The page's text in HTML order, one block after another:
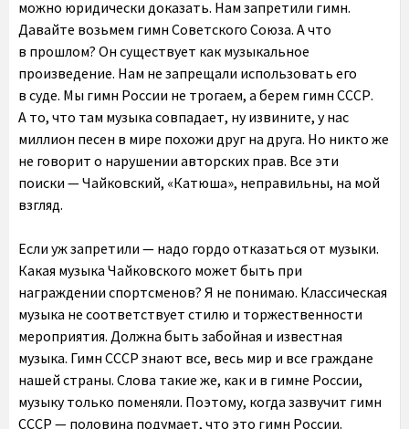
можно юридически доказать. Нам запретили гимн.
Давайте возьмем гимн Советского Союза. А что
в прошлом? Он существует как музыкальное
произведение. Нам не запрещали использовать его
в суде. Мы гимн России не трогаем, а берем гимн СССР.
А то, что там музыка совпадает, ну извините, у нас
миллион песен в мире похожи друг на друга. Но никто же
не говорит о нарушении авторских прав. Все эти
поиски — Чайковский, «Катюша», неправильны, на мой
взгляд.
Если уж запретили — надо гордо отказаться от музыки.
Какая музыка Чайковского может быть при
награждении спортсменов? Я не понимаю. Классическая
музыка не соответствует стилю и торжественности
мероприятия. Должна быть забойная и известная
музыка. Гимн СССР знают все, весь мир и все граждане
нашей страны. Слова такие же, как и в гимне России,
музыку только поменяли. Поэтому, когда зазвучит гимн
СССР — половина подумает, что это гимн России.